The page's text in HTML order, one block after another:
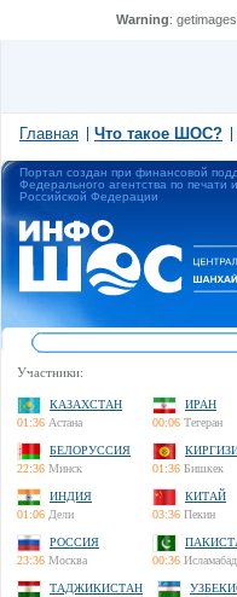
Warning:
Главная Что такое ШОС?
Портал создан при финансовой
Федерального агентства по печати
Российской Федерации
Участники:
КАЗАХСТАН
01:36 Астана
ИРАН
00:06 Тегеран
БЕЛОРУССИЯ
22:36 Минск
01:36 Бишкек
ИНДИЯ
01:06 Дели
КИТАЙ
03:36 Пекин
РОССИЯ
23:36 Москва
00:36 Исламабад
ТАДЖИКИСТАН